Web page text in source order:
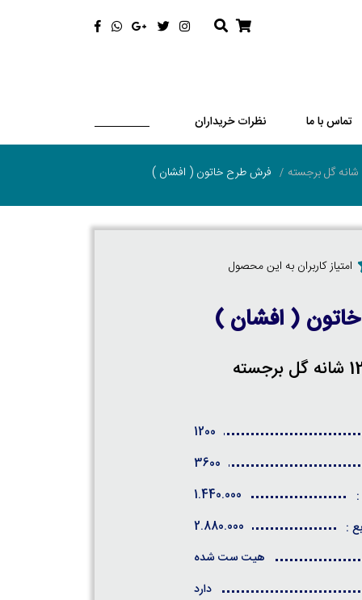
تماس با ما نظرات خریداران
فرش طرح خاتون ( افشان )
امتیاز کاربران به این محصول
( افشان )
1200
3600
:
1.440.000
:
2.880.000
هیت ست شده
دارد